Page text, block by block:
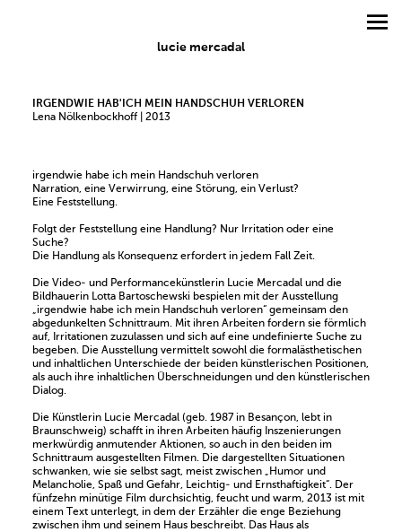
lucie mercadal
IRGENDWIE HAB'ICH MEIN HANDSCHUH VERLOREN
Lena Nölkenbockhoff | 2013
irgendwie habe ich mein Handschuh verloren
Narration, eine Verwirrung, eine Störung, ein Verlust?
Eine Feststellung.
Folgt der Feststellung eine Handlung? Nur Irritation oder eine
Suche?
Die Handlung als Konsequenz erfordert in jedem Fall Zeit.
Die Video- und Performancekünstlerin Lucie Mercadal und die
Bildhauerin Lotta Bartoschewski bespielen mit der Ausstellung
„irgendwie habe ich mein Handschuh verloren“ gemeinsam den
abgedunkelten Schnittraum. Mit ihren Arbeiten fordern sie förmlich
auf, Irritationen zuzulassen und sich auf eine undefinierte Suche zu
begeben. Die Ausstellung vermittelt sowohl die formalästhetischen
und inhaltlichen Unterschiede der beiden künstlerischen Positionen,
als auch ihre inhaltlichen Überschneidungen und den künstlerischen
Dialog.
Die Künstlerin Lucie Mercadal (geb. 1987 in Besançon, lebt in
Braunschweig) schafft in ihren Arbeiten häufig Inszenierungen
merkwürdig anmutender Aktionen, so auch in den beiden im
Schnittraum ausgestellten Filmen. Die dargestellten Situationen
schwanken, wie sie selbst sagt, meist zwischen „Humor und
Melancholie, Spaß und Gefahr, Leichtig- und Ernsthaftigkeit“. Der
fünfzehn minütige Film durchsichtig, feucht und warm, 2013 ist mit
einem Text unterlegt, in dem der Erzähler die enge Beziehung
zwischen ihm und seinem Haus beschreibt. Das Haus als